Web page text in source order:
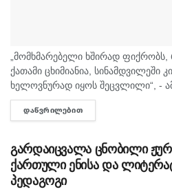
„მომხმარებელი ხშირად
ქათამი ცხიმიანია, სინამდვილეში
ხელოვნურად იყოს შეცვლილი“, -
სურსათის უვნებლობის
საუბრობს. „ბაზარი ითხოვს, რომ
ᲓᲐᲬᲕᲠᲘᲚᲔᲑᲘᲗ
გარდაიცვალა ცნობილი
ქართული ენისა და
პედაგოგი